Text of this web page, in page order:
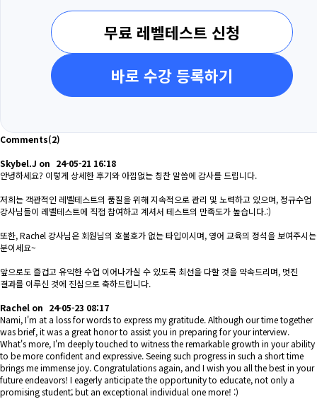
무료 레벨테스트 신청
바로 수강 등록하기
Comments(2)
Skybel.J on 24-05-21 16:18
안녕하세요? 이렇게 상세한 후기와 아낌없는 칭찬 말씀에 감사를 드립니다.
저희는 객관적인 레벨테스트의 품질을 위해 지속적으로 관리 및 노력하고 있으며, 정규수업
강사님들이 레벨테스트에 직접 참여하고 계셔서 테스트의 만족도가 높습니다.:)
또한, Rachel 강사님은 회원님의 호불호가 없는 타입이시며, 영어 교육의 정석을 보여주시는
분이세요~
앞으로도 즐겁고 유익한 수업 이어나가실 수 있도록 최선을 다할 것을 약속드리며, 멋진
결과를 이루신 것에 진심으로 축하드립니다.
Rachel on 24-05-23 08:17
Nami, I'm at a loss for words to express my gratitude. Although our time together
was brief, it was a great honor to assist you in preparing for your interview.
What's more, I'm deeply touched to witness the remarkable growth in your ability
to be more confident and expressive. Seeing such progress in such a short time
brings me immense joy. Congratulations again, and I wish you all the best in your
future endeavors! I eagerly anticipate the opportunity to educate, not only a
promising student; but an exceptional individual one more! :)